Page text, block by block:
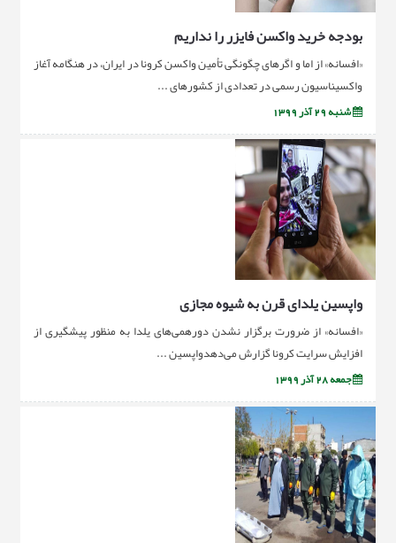
بودجه خريد واكسن فايزر را نداريم
«افسانه» از اما و اگرهای چگونگی تأمین واکسن کرونا در ایران، در هنگامه آغاز
واکسیناسیون رسمی در تعدادی از کشورهای ...
شنبه 29 آذر 1399
واپسین یلدای قرن به شیوه مجازی
«افسانه» از ضرورت برگزار نشدن دورهمی‌های یلدا به منظور پیشگیری از
افزایش سرایت کرونا گزارش می‌دهدواپسین ...
جمعه 28 آذر 1399